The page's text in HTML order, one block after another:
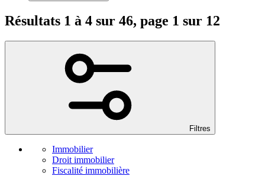
Résultats 1 à 4 sur 46, page 1 sur 12
Filtres
Immobilier
Droit immobilier
Fiscalité immobilière